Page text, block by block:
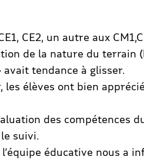
CE2, un autre aux
de la nature du terrain
tendance à glisser.
élèves ont bien
des compétences
suivi.
éducative nous a